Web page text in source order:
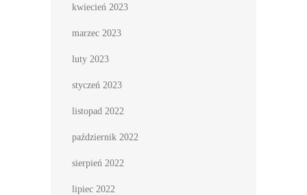
kwiecień 2023
marzec 2023
luty 2023
styczeń 2023
listopad 2022
październik 2022
sierpień 2022
lipiec 2022